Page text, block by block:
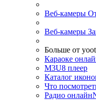
Веб-камеры
Веб-камеры
Больше от
Караоке
M3U8 плеер
Каталог
Что
Радио онлайн